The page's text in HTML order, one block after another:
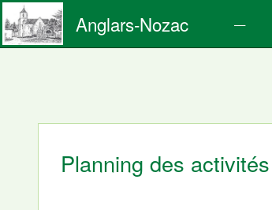
Anglars-Nozac
Planning des